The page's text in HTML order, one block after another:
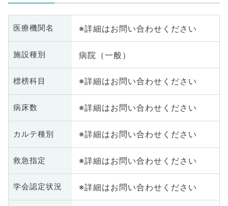
医療機関名 ※詳細はお問い合わせください
施設種別 病院（一般）
標榜科目 ※詳細はお問い合わせください
病床数 ※詳細はお問い合わせください
カルテ種別 ※詳細はお問い合わせください
救急指定 ※詳細はお問い合わせください
学会認定状況 ※詳細はお問い合わせください